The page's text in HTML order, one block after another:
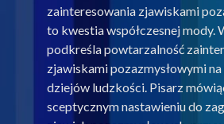
zainteresowania zjawiskami
to kwestia współczesnej mody.
podkreśla powtarzalność
zjawiskami pozazmysłowymi
dziejów ludzkości. Pisarz
sceptycznym nastawieniu do